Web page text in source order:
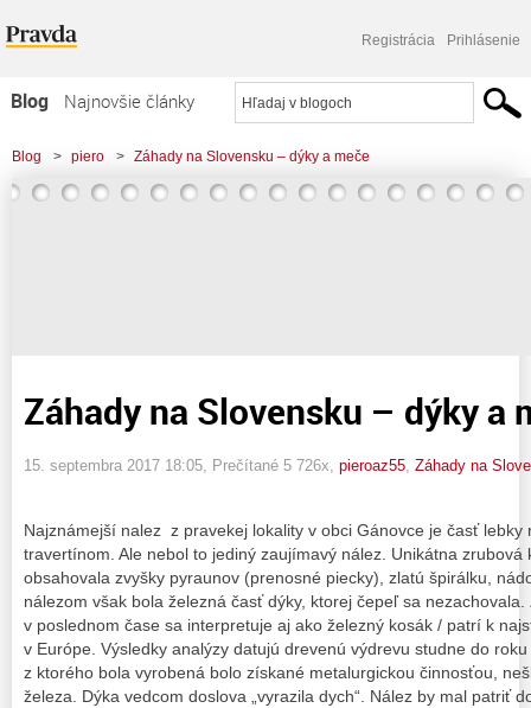
Registrácia Prihlásenie
Blog
Najnovšie články
Najčítanejšie články
Najkomentovanejšie články
Blog > piero > Záhady na Slovensku – dýky a meče
Záhady na Slovensku – dýky a
15. septembra 2017 18:05 , Prečítané 5 726x, pieroaz55 Záhady na
Najznámejší nalez z pravekej lokality v obci Gánovce je časť lebky
travertínom. Ale nebol to jediný zaujímavý nález. Unikátna zrubová
obsahovala zvyšky pyraunov (prenosné piecky), zlatú špirálku,
nálezom však bola železná časť dýky, ktorej čepeľ sa
v poslednom čase sa interpretuje aj ako železný kosák / patrí k
v Európe. Výsledky analýzy datujú drevenú výdrevu studne do
z ktorého bola vyrobená bolo získané metalurgickou činnosťou,
železa. Dýka vedcom doslova „vyrazila dych“. Nález by mal patriť